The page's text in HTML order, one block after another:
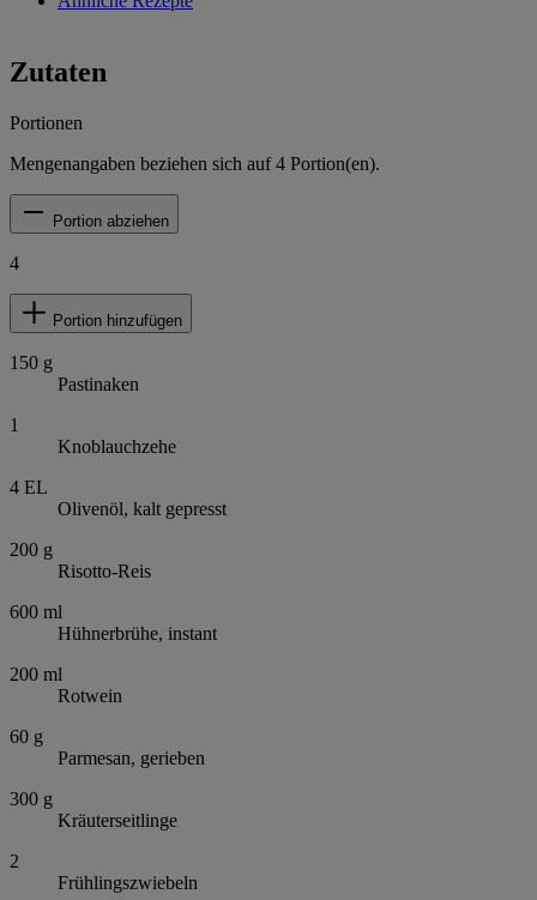
Zutaten
Portionen
Mengenangaben beziehen sich auf4 Portion(en).
Portion abziehen
4
Portion hinzufügen
150 g
Pastinaken
1
Knoblauchzehe
4 EL
Olivenöl, kalt gepresst
200 g
Risotto-Reis
600 ml
Hühnerbrühe, instant
200 ml
Rotwein
60 g
Parmesan, gerieben
300 g
Kräuterseitlinge
2
Frühlingszwiebeln